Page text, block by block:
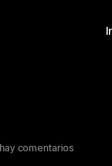
y
comentariosen